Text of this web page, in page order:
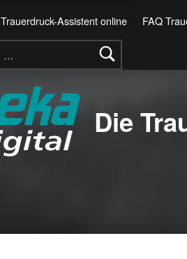
Trauerdruck-Assistent online FAQ
Die